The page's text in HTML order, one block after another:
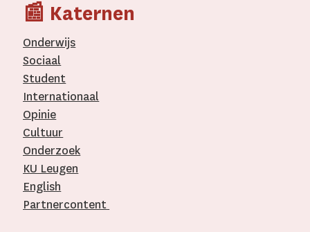
📰 Katernen
Onderwijs
Sociaal
Student
Internationaal­
Opinie
Cultuur
Onderzoek
KU Leugen
English
Partnercontent